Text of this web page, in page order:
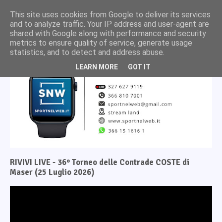
RIVIVI LIVE - 36° Torneo delle Contrade COSTE di
Maser (25 Luglio 2026)
This site uses cookies from Google to deliver its services
and to analyze traffic. Your IP address and user-agent are
shared with Google along with performance and security
metrics to ensure quality of service, generate usage
statistics, and to detect and address abuse.
LEARN MORE GOT IT